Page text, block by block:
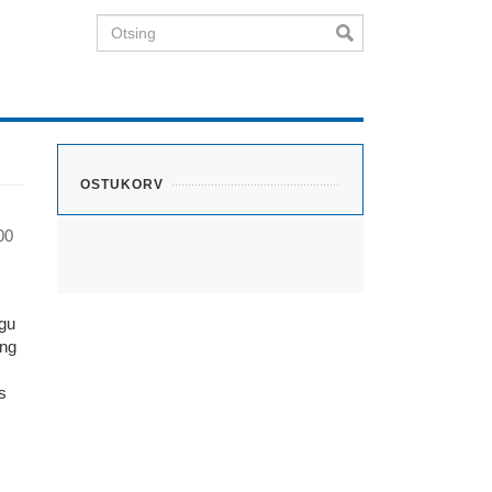
Otsing
OSTUKORV